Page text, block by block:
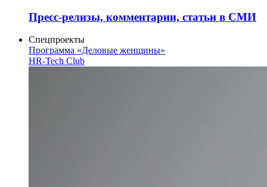
Пресс-релизы, комментарии, статьи в СМИ
Спецпроекты
Программа «Деловые женщины»
HR-Tech Club